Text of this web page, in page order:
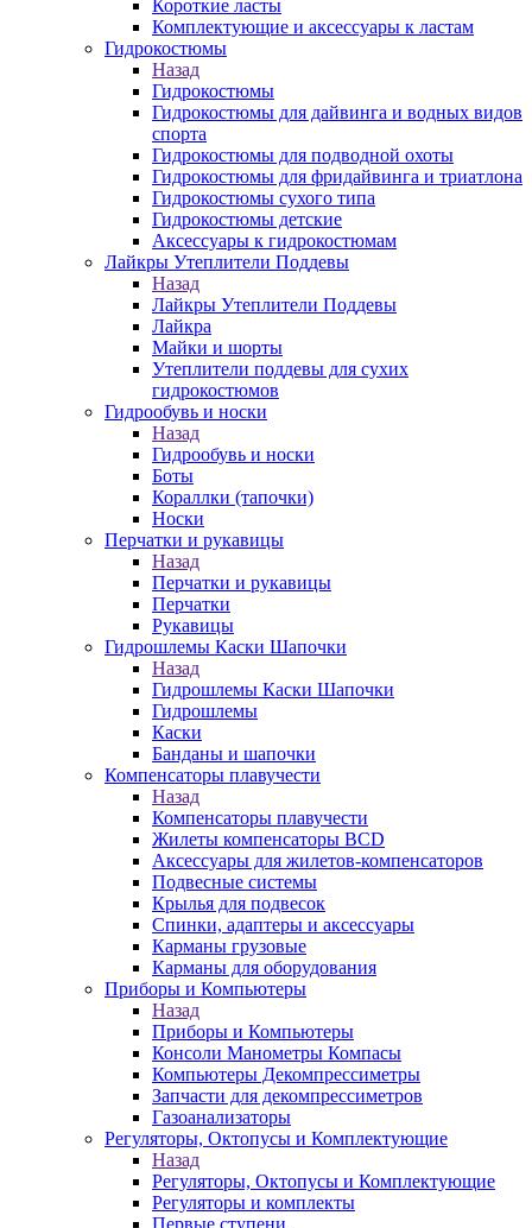
Короткие ласты
Комплектующие и аксессуары к ластам
Гидрокостюмы
Назад
Гидрокостюмы
Гидрокостюмы для дайвинга и водных видов
спорта
Гидрокостюмы для подводной охоты
Гидрокостюмы для фридайвинга и триатлона
Гидрокостюмы сухого типа
Гидрокостюмы детские
Аксессуары к гидрокостюмам
Лайкры Утеплители Поддевы
Назад
Лайкры Утеплители Поддевы
Лайкра
Майки и шорты
Утеплители поддевы для сухих
гидрокостюмов
Гидрообувь и носки
Назад
Гидрообувь и носки
Боты
Кораллки (тапочки)
Носки
Перчатки и рукавицы
Назад
Перчатки и рукавицы
Перчатки
Рукавицы
Гидрошлемы Каски Шапочки
Назад
Гидрошлемы Каски Шапочки
Гидрошлемы
Каски
Банданы и шапочки
Компенсаторы плавучести
Назад
Компенсаторы плавучести
Жилеты компенсаторы BCD
Аксессуары для жилетов-компенсаторов
Подвесные системы
Крылья для подвесок
Спинки, адаптеры и аксессуары
Карманы грузовые
Карманы для оборудования
Приборы и Компьютеры
Назад
Приборы и Компьютеры
Консоли Манометры Компасы
Компьютеры Декомпрессиметры
Запчасти для декомпрессиметров
Газоанализаторы
Регуляторы, Октопусы и Комплектующие
Назад
Регуляторы, Октопусы и Комплектующие
Регуляторы и комплекты
Первые ступени